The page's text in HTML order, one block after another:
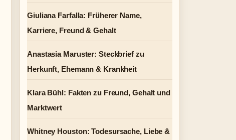
Giuliana Farfalla: Früherer Name,
Karriere, Freund & Gehalt
Anastasia Maruster: Steckbrief zu
Herkunft, Ehemann & Krankheit
Klara Bühl: Fakten zu Freund, Gehalt und
Marktwert
Whitney Houston: Todesursache, Liebe &